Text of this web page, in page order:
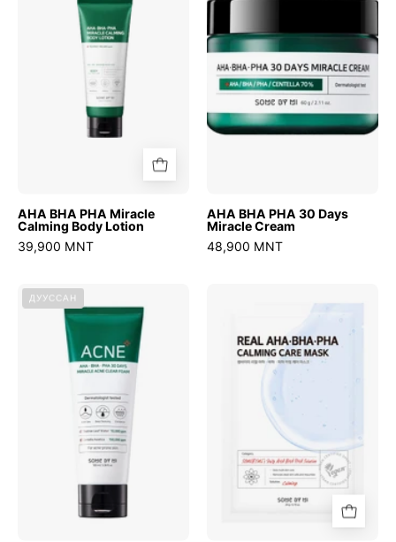
Miracle
Calming
Body
Lotion
AHA BHA PHA Miracle
Calming Body Lotion
39,900 MNT
Days
Miracle
Cream
AHA BHA PHA 30 Days
Miracle Cream
48,900 MNT
BHA
PHA
30
Miracle
Foam
ДУУССАН
Bha
Pha
Care
Mask
(1ш)